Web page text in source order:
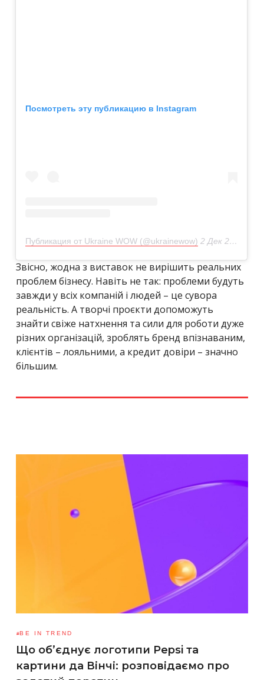
Посмотреть эту публикацию в Instagram
Публикация от Ukraine WOW (@ukrainewow) 2 Дек 2019 в 8:41 PST
Звісно, жодна з виставок не вирішить реальних
проблем бізнесу. Навіть не так: проблеми будуть
завжди у всіх компаній і людей – це сувора
реальність. А творчі проєкти допоможуть
знайти свіже натхнення та сили для роботи дуже
різних організацій, зроблять бренд впізнаваним,
клієнтів – лояльними, а кредит довіри – значно
більшим.
BE IN TREND
Що об’єднує логотипи Pepsi та
картини да Вінчі: розповідаємо про